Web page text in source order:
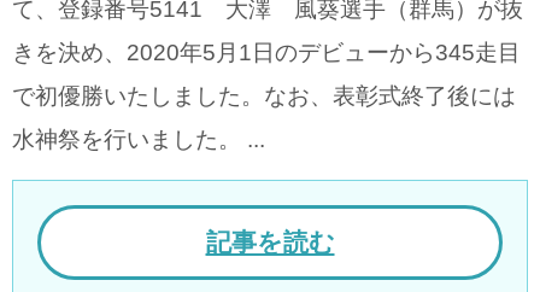
て、登録番号5141 大澤 風葵選手（群馬）が抜
きを決め、2020年5月1日のデビューから345走目
で初優勝いたしました。なお、表彰式終了後には
水神祭を行いました。 ...
記事を読む